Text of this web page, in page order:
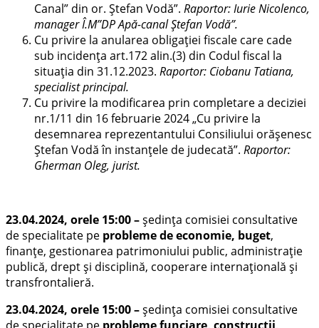
Canal” din or. Ştefan Vodă”. Raportor: Iurie Nicolenco,
manager Î.M”DP Apă-canal Ștefan Vodă”.
Cu privire la anularea obligației fiscale care cade
sub incidența art.172 alin.(3) din Codul fiscal la
situația din 31.12.2023. Raportor: Ciobanu Tatiana,
specialist principal.
Cu privire la modificarea prin completare a deciziei
nr.1/11 din 16 februarie 2024 „Cu privire la
desemnarea reprezentantului Consiliului orășenesc
Ștefan Vodă în instanțele de judecată”. Raportor:
Gherman Oleg, jurist.
23.04.2024, orele 15:00–ședința comisiei consultative
de specialitate pe probleme de economie, buget,
finanțe, gestionarea patrimoniului public, administrație
publică, drept și disciplină, cooperare internațională și
transfrontalieră.
23.04.2024, orele 15:00–ședința comisiei consultative